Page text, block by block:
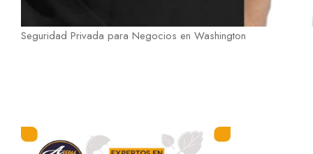
Seguridad Privada para Negocios en Washington